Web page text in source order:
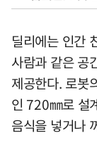
딜리에는 인간
사람과 같은 공
제공한다. 로봇
인 720㎜로 설
음식을 넣거나